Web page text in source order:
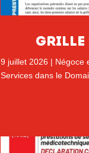
9 juillet 2026 | Négoce
Services dans le